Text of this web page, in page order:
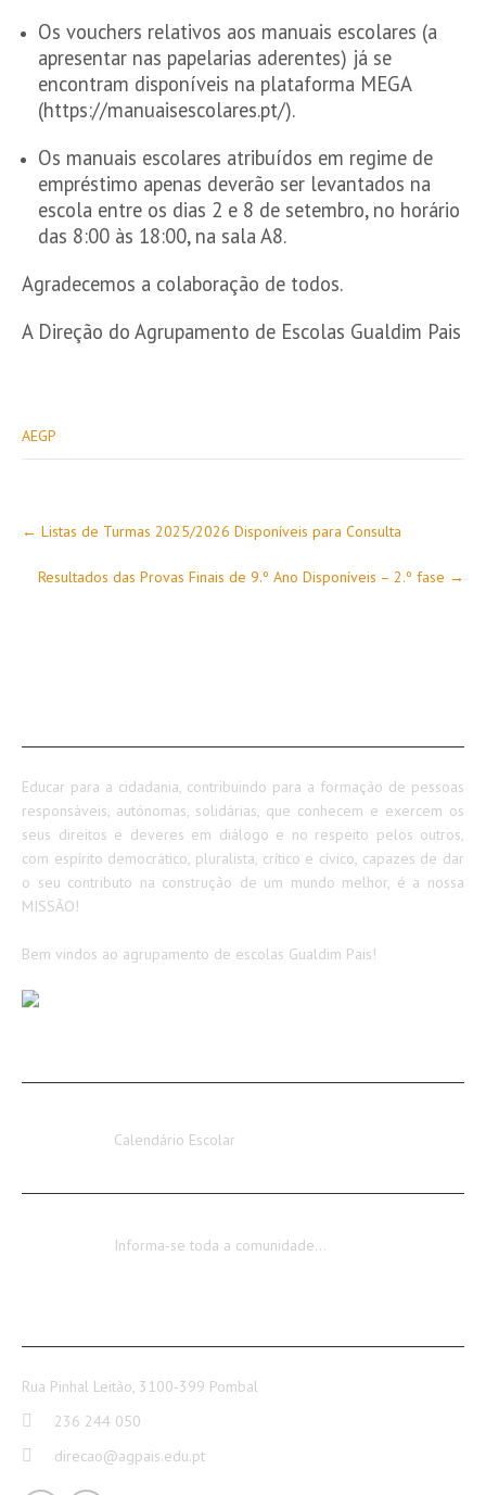
Os vouchers relativos aos manuais escolares (a
apresentar nas papelarias aderentes) já se
encontram disponíveis na plataforma MEGA
(https://manuaisescolares.pt/).
Os manuais escolares atribuídos em regime de
empréstimo apenas deverão ser levantados na
escola entre os dias 2 e 8 de setembro, no horário
das 8:00 às 18:00, na sala A8.
Agradecemos a colaboração de todos.
A Direção do Agrupamento de Escolas Gualdim Pais
AEGP
Post
navigation
← Listas de Turmas 2025/2026 Disponíveis para Consulta
Resultados das Provas Finais de 9.º Ano Disponíveis – 2.º fase →
Educar para a cidadania, contribuindo para a formação de pessoas
responsáveis, autónomas, solidárias, que conhecem e exercem os
seus direitos e deveres em diálogo e no respeito pelos outros,
com espírito democrático, pluralista, crítico e cívico, capazes de dar
o seu contributo na construção de um mundo melhor, é a nossa
MISSÃO!
Bem vindos ao agrupamento de escolas Gualdim Pais!
Calendário Escolar
Informa-se toda a comunidade…
Rua Pinhal Leitão, 3100-399 Pombal
236 244 050
direcao@agpais.edu.pt